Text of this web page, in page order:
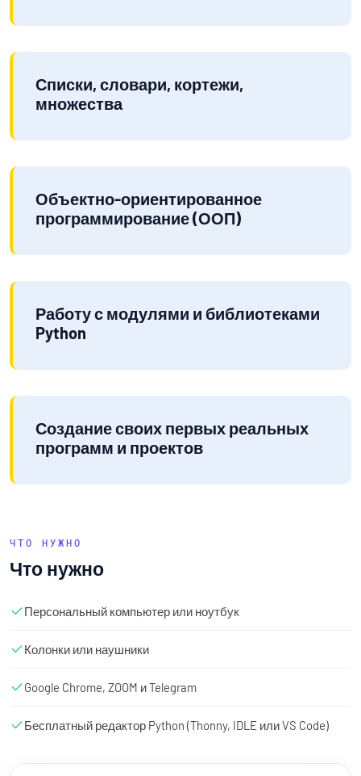
Списки, словари, кортежи,
множества
Объектно-ориентированное
программирование (ООП)
Работу с модулями и библиотеками
Python
Создание своих первых реальных
программ и проектов
ЧТО НУЖНО
Что нужно
Персональный компьютер или ноутбук
Колонки или наушники
Google Chrome, ZOOM и Telegram
Бесплатный редактор Python (Thonny, IDLE или VS Code)